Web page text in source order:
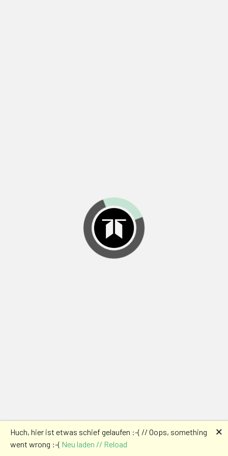
Huch, hier ist etwas schief gelaufen :-( // Oops, something
went wrong :-( Neu laden // Reload
🗙